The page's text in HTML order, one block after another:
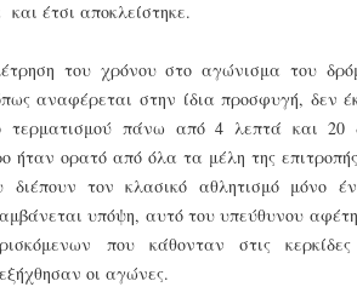
έτσι αποκλείστηκε.
του χρόνου στο αγώνισμα του
αναφέρεται στην ίδια προσφυγή, δεν
τερματισμού πάνω από 4 λεπτά και 20
ήταν ορατό από όλα τα μέλη της
διέπουν τον κλασικό αθλητισμό μόνο
υπόψη, αυτό του υπεύθυνου
που κάθονταν στις
οι αγώνες.
τμήματα δοκιμων Αστυφυλάκων
έκδοση εγκυκλιου οδηγιών σχετικά με το
(θεωρητικής και πρακτικής) των
της προκήρυξης 1Κ/2024, προχώρησε
Δυναμικού Δημοτικής Αστυνομίας,
Τοπ. Αυτοδιοίκησης, της Γενικής
Διοίκησης του Υπ. Εσωτερικών.
Δημοσιέυθηκε στο ΦΕΚ Β' 1682/26-
Απόφαση 16458 με θέμα;:
Επιμόρφωση του ειδικού ένστολου
δημοτικής αστυνομίας»
στο ΦΕΚ Β' 1682/26-03-2026 η